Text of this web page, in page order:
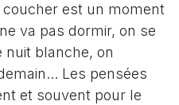
est un moment
va pas dormir, on se
nuit blanche, on
Les pensées
et souvent pour le